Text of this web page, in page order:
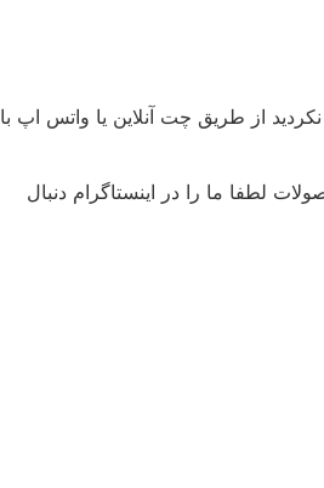
از طریق چت آنلاین یا واتس اپ با
لطفا ما را در اینستاگرام دنبال